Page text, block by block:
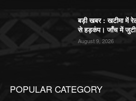
बड़ी खबर : खटीमा में
से हड़कंप। जाँच में
August 9, 2026
POPULAR CATEGORY